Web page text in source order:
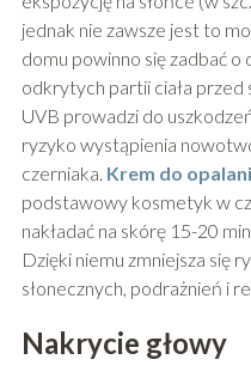
jednak nie zawsze jest to
domu powinno się zadbać o
odkrytych partii ciała przed
UVB prowadzi do
ryzyko wystąpienia
czerniaka. Krem do
podstawowy kosmetyk w
nakładać na skórę 15-20
Dzięki niemu zmniejsza się
słonecznych, podrażnień i
Nakrycie głowy